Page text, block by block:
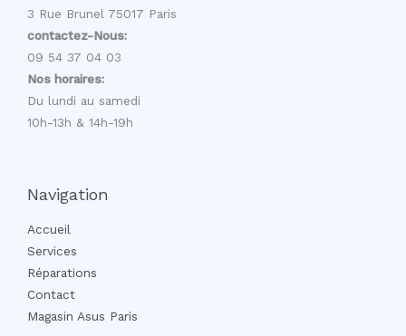
3 Rue Brunel 75017 Paris
contactez-Nous:
09 54 37 04 03
Nos horaires:
Du lundi au samedi
10h-13h & 14h-19h
Navigation
Accueil
Services
Réparations
Contact
Magasin Asus Paris